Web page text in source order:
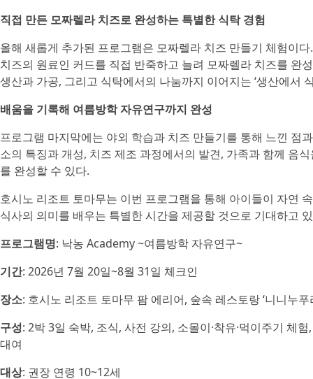
직접 만든 모짜렐라 치즈로 완성하는 특별한 식탁 경험
올해 새롭게 추가된 프로그램은 모짜렐라 치즈 만들기 체험이
치즈의 원료인 커드를 직접 반죽하고 늘려 모짜렐라 치즈를 완
생산과 가공, 그리고 식탁에서의 나눔까지 이어지는 ‘생산에서
배움을 기록해 여름방학 자유연구까지 완성
프로그램 마지막에는 야외 학습과 치즈 만들기를 통해 느낀 점
소의 특징과 개성, 치즈 제조 과정에서의 발견, 가족과 함께 음
를 완성할 수 있다.
호시노 리조트 토마무는 이번 프로그램을 통해 아이들이 자연
식사의 의미를 배우는 특별한 시간을 제공할 것으로 기대하고
프로그램명: 낙농 Academy ~여름방학 자유연구~
기간: 2026년 7월 20일~8월 31일 체크인
장소: 호시노 리조트 토마무 팜 에리어, 숲속 레스토랑 ‘니니누푸
구성: 2박 3일 숙박, 조식, 사전 강의, 소몰이·착유·먹이주기 체
대여
대상: 권장 연령 10~12세